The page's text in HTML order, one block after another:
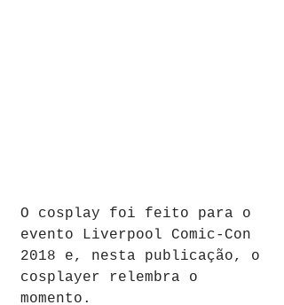
O cosplay foi feito para o
evento Liverpool Comic-Con
2018 e, nesta publicação, o
cosplayer relembra o
momento.